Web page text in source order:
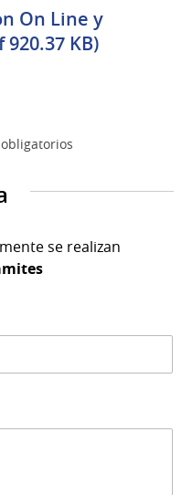
On Line y
920.37 KB)
se realizan